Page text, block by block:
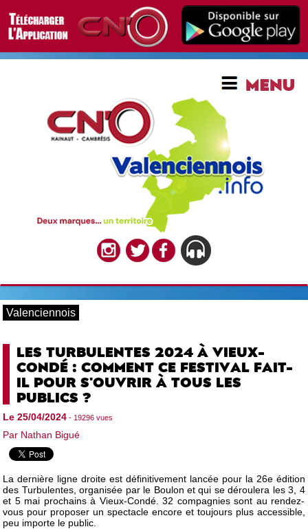
Valenciennois
LES TURBULENTES 2024 À VIEUX-
CONDÉ : COMMENT CE FESTIVAL FAIT-
IL POUR S'OUVRIR À TOUS LES
PUBLICS ?
Le 25/04/2024 - 19296 vues
Par Nathan Bigué
La dernière ligne droite est définitivement lancée pour la 26e édition
des Turbulentes, organisée par le Boulon et qui se déroulera les 3, 4
et 5 mai prochains à Vieux-Condé. 32 compagnies sont au rendez-
vous pour proposer un spectacle encore et toujours plus accessible,
peu importe le public.